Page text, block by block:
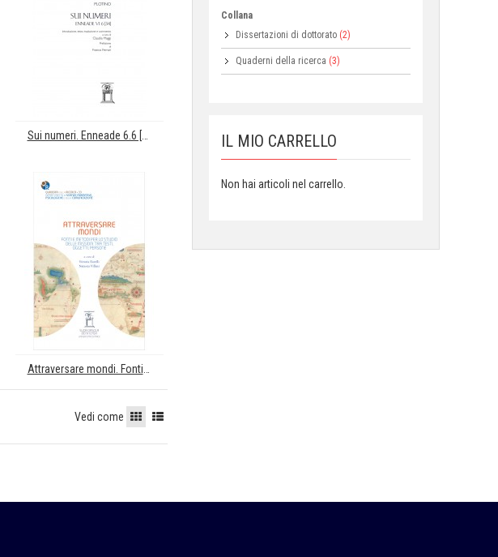
Collana
Dissertazioni di dottorato (2)
Quaderni della ricerca (3)
IL MIO CARRELLO
Non hai articoli nel carrello.
Sui numeri. Enneade 6.6 [34]. Introduzione, traduzione e commento di Claudia Maggi
Vedi come